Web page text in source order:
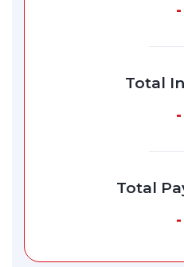
-
Total
-
Total
-